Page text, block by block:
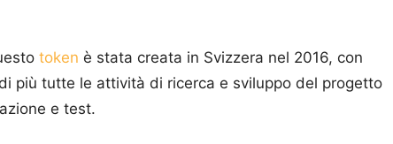
token è stata creata in Svizzera nel 2016, con
più tutte le attività di ricerca e sviluppo del progetto
e test.